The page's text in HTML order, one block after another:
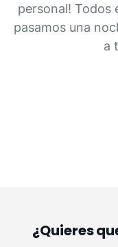
personal! Todos
pasamos una
a
¿Quieres